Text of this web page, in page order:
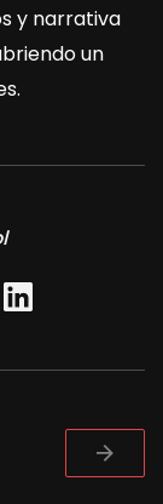
y narrativa
un